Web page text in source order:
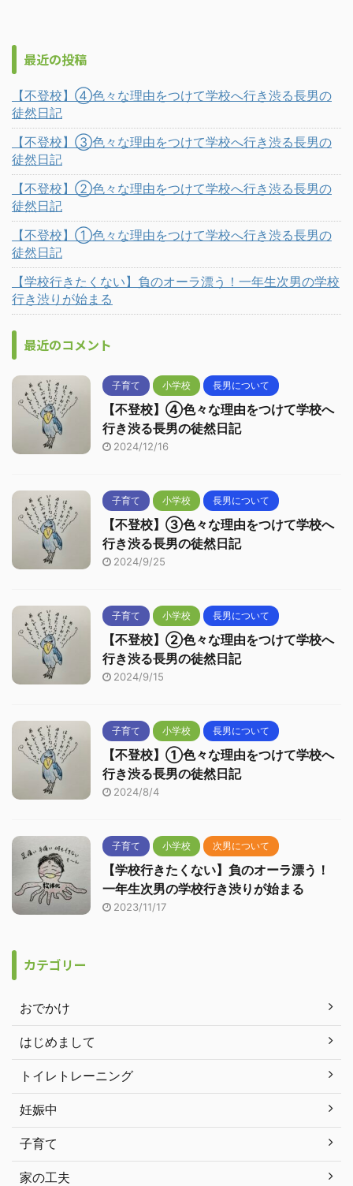
最近の投稿
【不登校】④色々な理由をつけて学校へ行き渋る長男の
徒然日記
【不登校】③色々な理由をつけて学校へ行き渋る長男の
徒然日記
【不登校】②色々な理由をつけて学校へ行き渋る長男の
徒然日記
【不登校】①色々な理由をつけて学校へ行き渋る長男の
徒然日記
【学校行きたくない】負のオーラ漂う！一年生次男の学校
行き渋りが始まる
最近のコメント
子育て 小学校 長男について
【不登校】④色々な理由をつけて学校へ
行き渋る長男の徒然日記
2024/12/16
子育て 小学校 長男について
【不登校】③色々な理由をつけて学校へ
行き渋る長男の徒然日記
2024/9/25
子育て 小学校 長男について
【不登校】②色々な理由をつけて学校へ
行き渋る長男の徒然日記
2024/9/15
子育て 小学校 長男について
【不登校】①色々な理由をつけて学校へ
行き渋る長男の徒然日記
2024/8/4
子育て 小学校 次男について
【学校行きたくない】負のオーラ漂う！
一年生次男の学校行き渋りが始まる
2023/11/17
カテゴリー
おでかけ
はじめまして
トイレトレーニング
妊娠中
子育て
家の工夫